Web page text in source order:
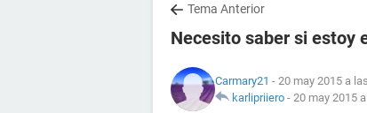
Tema Anterior
Necesito saber si estoy
Carmary21 - 20 may 2015 a
karlipriiero - 20 may 2015